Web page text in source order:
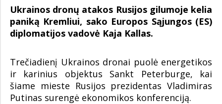
Ukrainos dronų atakos Rusijos gilumoje kelia
paniką Kremliui, sako Europos Sąjungos (ES)
diplomatijos vadovė Kaja Kallas.
Trečiadienį Ukrainos dronai puolė energetikos
ir karinius objektus Sankt Peterburge, kai
šiame mieste Rusijos prezidentas Vladimiras
Putinas surengė ekonomikos konferenciją.